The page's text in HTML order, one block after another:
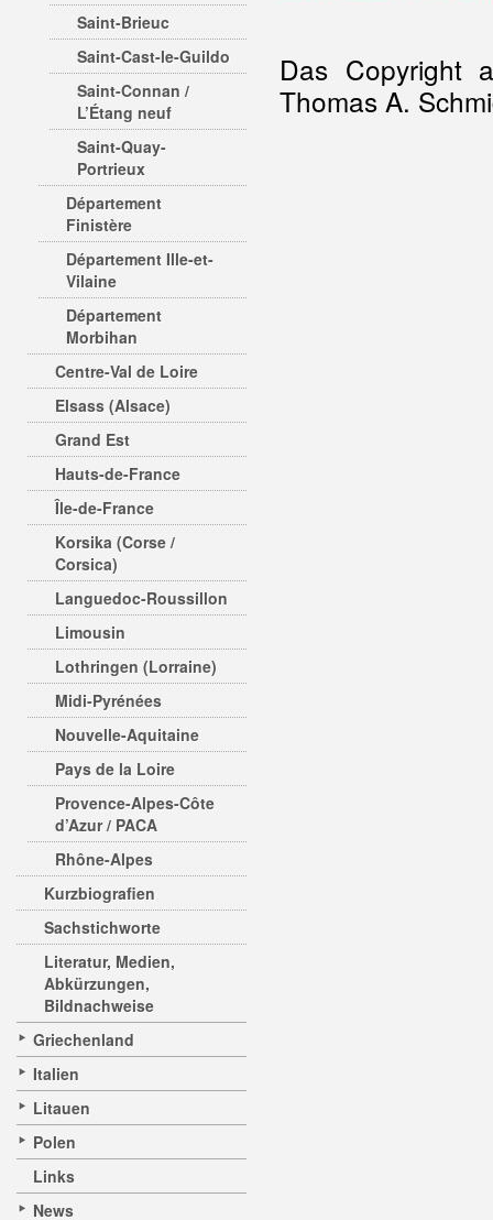
Saint-Brieuc
Saint-Cast-le-Guildo
Saint-Connan /
L’Étang neuf
Saint-Quay-
Portrieux
Département
Finistère
Département Ille-et-
Vilaine
Département
Morbihan
Centre-Val de Loire
Elsass (Alsace)
Grand Est
Hauts-de-France
Île-de-France
Korsika (Corse /
Corsica)
Languedoc-Roussillon
Limousin
Lothringen (Lorraine)
Midi-Pyrénées
Nouvelle-Aquitaine
Pays de la Loire
Provence-Alpes-Côte
d’Azur / PACA
Rhône-Alpes
Kurzbiografien
Sachstichworte
Literatur, Medien,
Abkürzungen,
Bildnachweise
Griechenland
Italien
Litauen
Polen
Links
News
Das Copyright
Thomas A.